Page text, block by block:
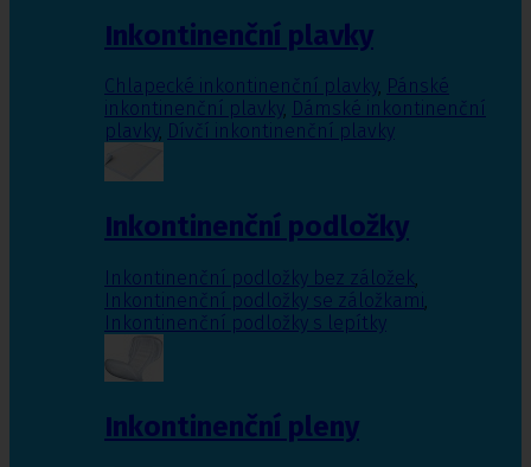
Inkontinenční plavky
Chlapecké inkontinenční plavky, Pánské
inkontinenční plavky, Dámské inkontinenční
plavky, Dívčí inkontinenční plavky
Inkontinenční podložky
Inkontinenční podložky bez záložek,
Inkontinenční podložky se záložkami,
Inkontinenční podložky s lepítky
Inkontinenční pleny